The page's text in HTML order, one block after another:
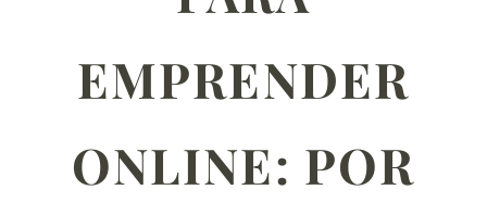
EMPRENDER
ONLINE: POR